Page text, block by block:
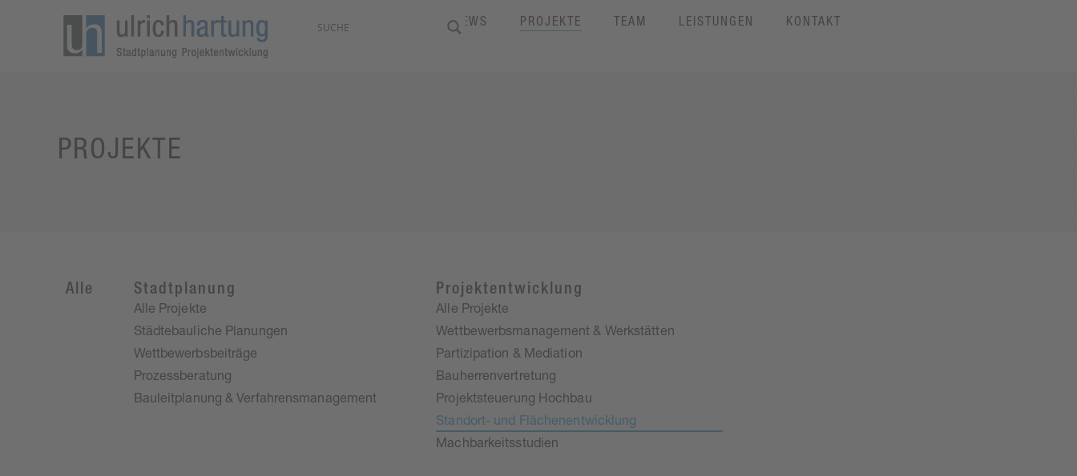
NEWS PROJEKTE TEAM LEISTUNGEN KONTAKT
PROJEKTE
Alle Stadtplanung
Alle Projekte
Städtebauliche Planungen
Wettbewerbsbeiträge
Prozessberatung
Bauleitplanung & Verfahrensmanagement
Projektentwicklung
Alle Projekte
Wettbewerbsmanagement & Werkstätten
Partizipation & Mediation
Bauherrenvertretung
Projektsteuerung Hochbau
Standort- und Flächenentwicklung
Machbarkeitsstudien